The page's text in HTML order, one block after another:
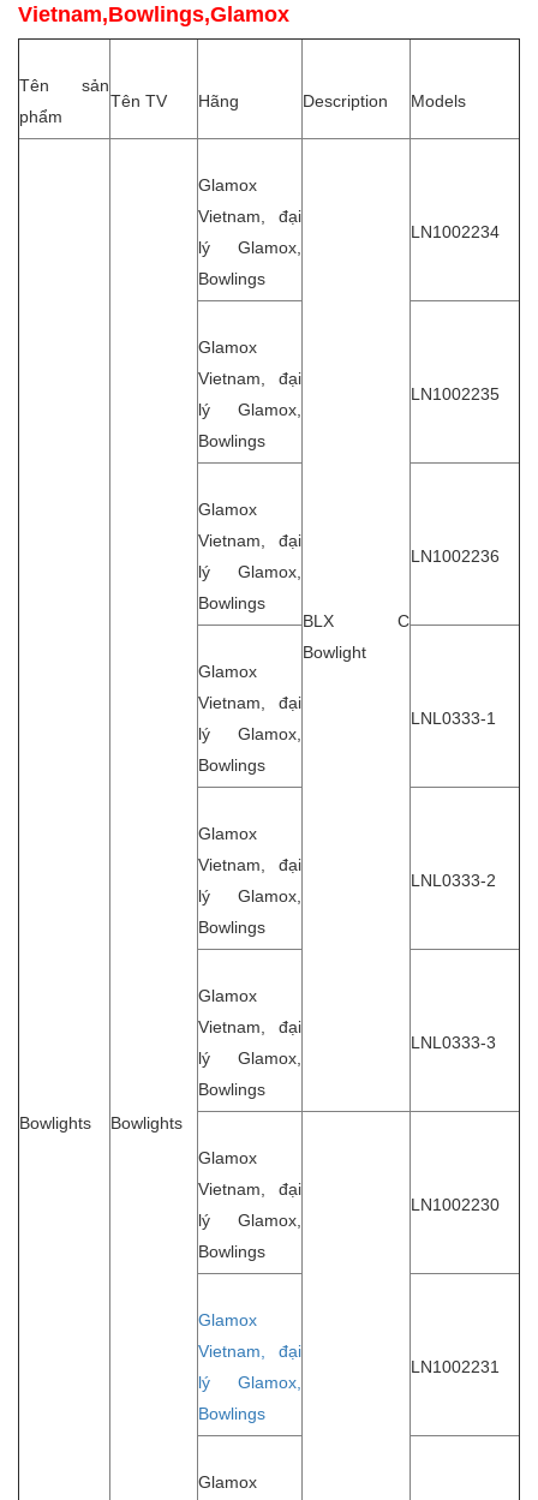
Vietnam,Bowlings,Glamox
Tên sản
phẩm
Tên TV Hãng Description Models
Bowlights Bowlights
Glamox
Vietnam, đại
lý Glamox,
Bowlings
BLX C
Bowlight
LN1002234
Glamox
Vietnam, đại
lý Glamox,
Bowlings
LN1002235
Glamox
Vietnam, đại
lý Glamox,
Bowlings
LN1002236
Glamox
Vietnam, đại
lý Glamox,
Bowlings
LNL0333-1
Glamox
Vietnam, đại
lý Glamox,
Bowlings
LNL0333-2
Glamox
Vietnam, đại
lý Glamox,
Bowlings
LNL0333-3
Glamox
Vietnam, đại
lý Glamox,
Bowlings
LN1002230
Glamox
Vietnam, đại
lý Glamox,
Bowlings
LN1002231
Glamox